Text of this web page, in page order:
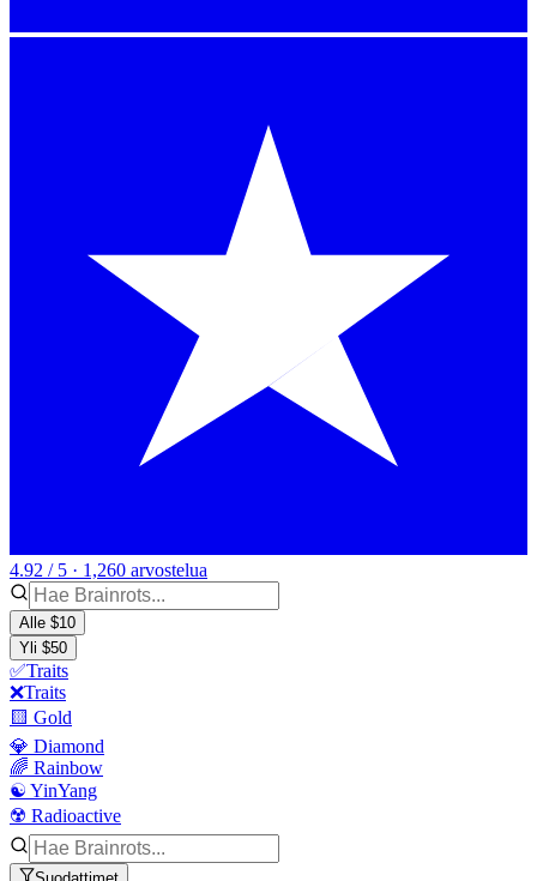
4.92 / 5 · 1,260 arvostelua
Alle $10
Yli $50
✅Traits
❌Traits
🟨 Gold
💎 Diamond
🌈 Rainbow
☯️ YinYang
☢️ Radioactive